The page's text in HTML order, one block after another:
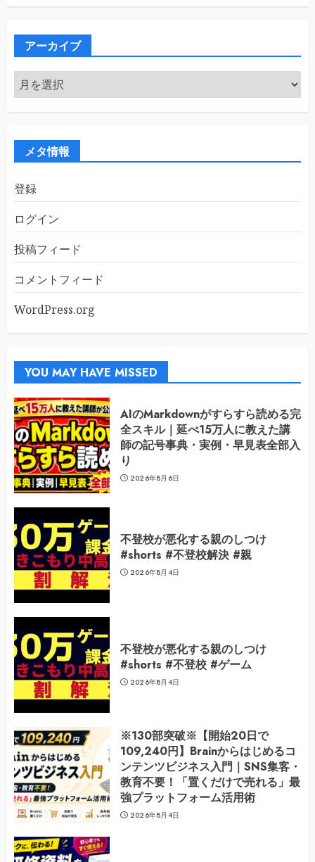
ゴ
アーカイブ
ア
ー
カ
メタ情報
登録
ログイン
投稿フィード
コメントフィード
WordPress.org
YOU MAY HAVE MISSED
AIのMarkdownがすらすら読める完
全スキル｜延べ15万人に教えた講
師の記号事典・実例・早見表全部入
り
2026年8月6日
不登校が悪化する親のしつけ
#shorts #不登校解決 #親
2026年8月4日
不登校が悪化する親のしつけ
#shorts #不登校 #ゲーム
2026年8月4日
※130部突破※【開始20日で
109,240円】Brainからはじめるコ
ンテンツビジネス入門｜SNS集客・
教育不要！「置くだけで売れる」最
強プラットフォーム活用術
2026年8月4日